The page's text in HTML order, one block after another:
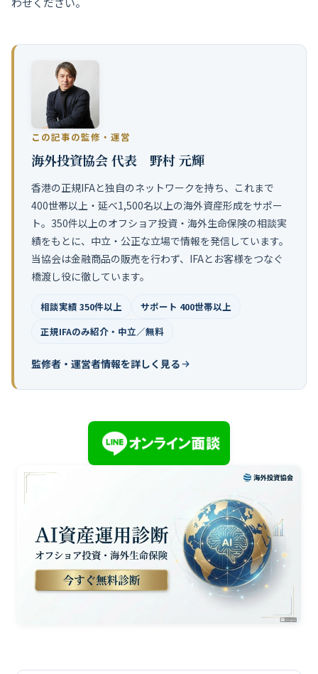
この記事の監修・運営
海外投資協会 代表 野村 元輝
香港の正規IFAと独自のネットワークを持ち、これまで
400世帯以上・延べ1,500名以上の海外資産形成をサポー
ト。350件以上のオフショア投資・海外生命保険の相談実
績をもとに、中立・公正な立場で情報を発信しています。
当協会は金融商品の販売を行わず、IFAとお客様をつなぐ
橋渡し役に徹しています。
相談実績 350件以上
サポート 400世帯以上
正規IFAのみ紹介・中立／無料
監修者・運営者情報を詳しく見る